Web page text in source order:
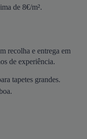
de 8€/m².
recolha e entrega em
de experiência.
tapetes grandes.